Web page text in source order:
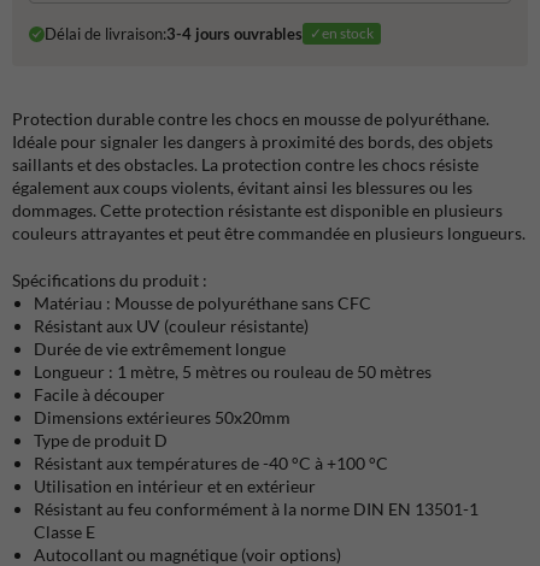
Délai de livraison:3-4 jours ouvrables ✓en stock
Protection durable contre les chocs en mousse de polyuréthane.
Idéale pour signaler les dangers à proximité des bords, des objets
saillants et des obstacles. La protection contre les chocs résiste
également aux coups violents, évitant ainsi les blessures ou les
dommages. Cette protection résistante est disponible en plusieurs
couleurs attrayantes et peut être commandée en plusieurs longueurs.
Spécifications du produit :
Matériau : Mousse de polyuréthane sans CFC
Résistant aux UV (couleur résistante)
Durée de vie extrêmement longue
Longueur : 1 mètre, 5 mètres ou rouleau de 50 mètres
Facile à découper
Dimensions extérieures 50x20mm
Type de produit D
Résistant aux températures de -40 °C à +100 °C
Utilisation en intérieur et en extérieur
Résistant au feu conformément à la norme DIN EN 13501-1
Classe E
Autocollant ou magnétique (voir options)